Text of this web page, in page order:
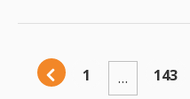
1 … 143